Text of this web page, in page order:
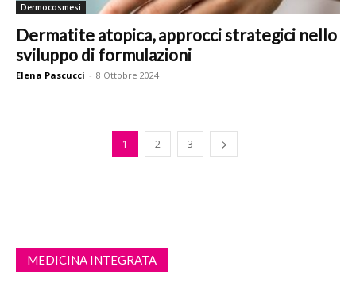
Dermocosmesi
Dermatite atopica, approcci strategici nello
sviluppo di formulazioni
Elena Pascucci - 8 Ottobre 2024
1 2 3
MEDICINA INTEGRATA